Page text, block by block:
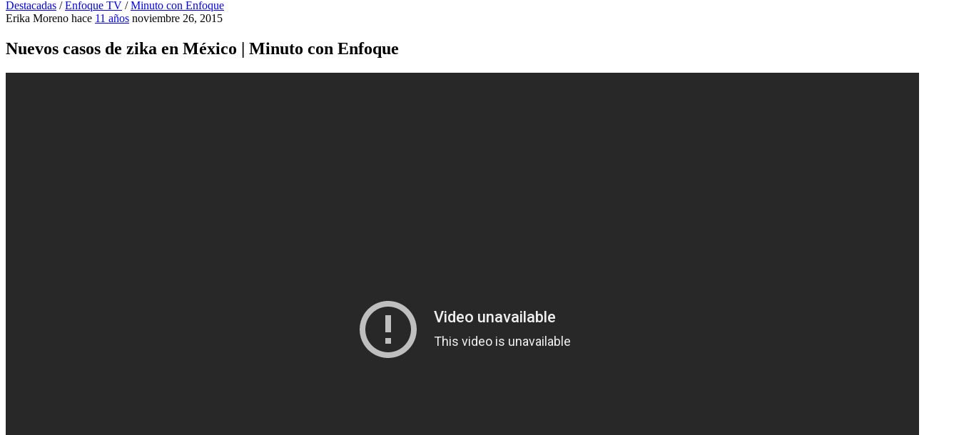
Destacadas /Enfoque TV /Minuto con Enfoque
Erika Moreno hace 11 años noviembre 26, 2015
Nuevos casos de zika en México | Minuto con Enfoque